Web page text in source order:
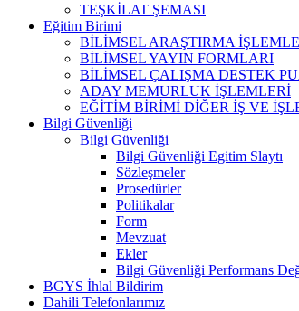
TEŞKİLAT ŞEMASI
Eğitim Birimi
BİLİMSEL ARAŞTIRMA
BİLİMSEL YAYIN FORMLARI
BİLİMSEL ÇALIŞMA DESTEK
ADAY MEMURLUK İŞLEMLERİ
EĞİTİM BİRİMİ DİĞER İŞ VE
Bilgi Güvenliği
Bilgi Güvenliği
Bilgi Güvenliği Egitim Slaytı
Sözleşmeler
Prosedürler
Politikalar
Form
Mevzuat
Ekler
Bilgi Güvenliği Performans
BGYS İhlal Bildirim
Dahili Telefonlarımız